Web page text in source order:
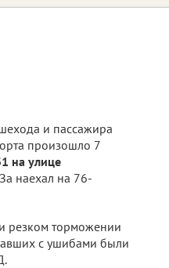
и пассажира
произошло 7
на улице
наехал на 76-
резком торможении
с ушибами были